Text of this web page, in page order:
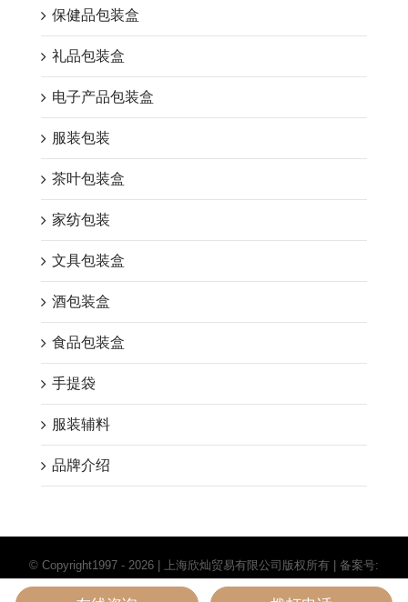
保健品包装盒
礼品包装盒
电子产品包装盒
服装包装
茶叶包装盒
家纺包装
文具包装盒
酒包装盒
食品包装盒
手提袋
服装辅料
品牌介绍
© Copyright1997 - 2026 | 上海欣灿贸易有限公司版权所有 | 备案号:
沪ICP备11004045号-5|网站地图